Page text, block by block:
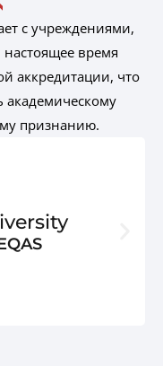
с учреждениями,
время
аккредитации, что
академическому
признанию.